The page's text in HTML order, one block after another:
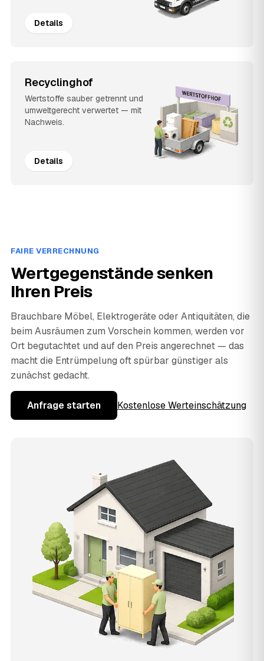
Details
Recyclinghof
Wertstoffe sauber getrennt und
umweltgerecht verwertet — mit
Nachweis.
Details
FAIRE VERRECHNUNG
Wertgegenstände senken
Ihren Preis
Brauchbare Möbel, Elektrogeräte oder Antiquitäten, die
beim Ausräumen zum Vorschein kommen, werden vor
Ort begutachtet und auf den Preis angerechnet — das
macht die Entrümpelung oft spürbar günstiger als
zunächst gedacht.
Anfrage starten Kostenlose Werteinschätzung